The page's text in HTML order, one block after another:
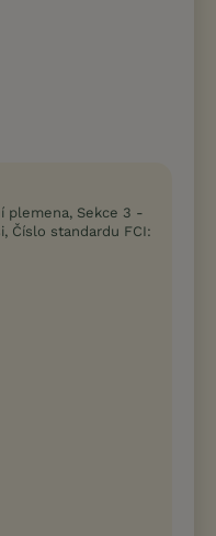
plemena, Sekce 3 -
Číslo standardu FCI: